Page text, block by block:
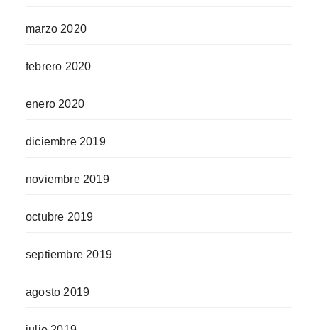
marzo 2020
febrero 2020
enero 2020
diciembre 2019
noviembre 2019
octubre 2019
septiembre 2019
agosto 2019